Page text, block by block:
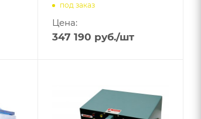
под заказ
Цена:
347 190 руб./шт